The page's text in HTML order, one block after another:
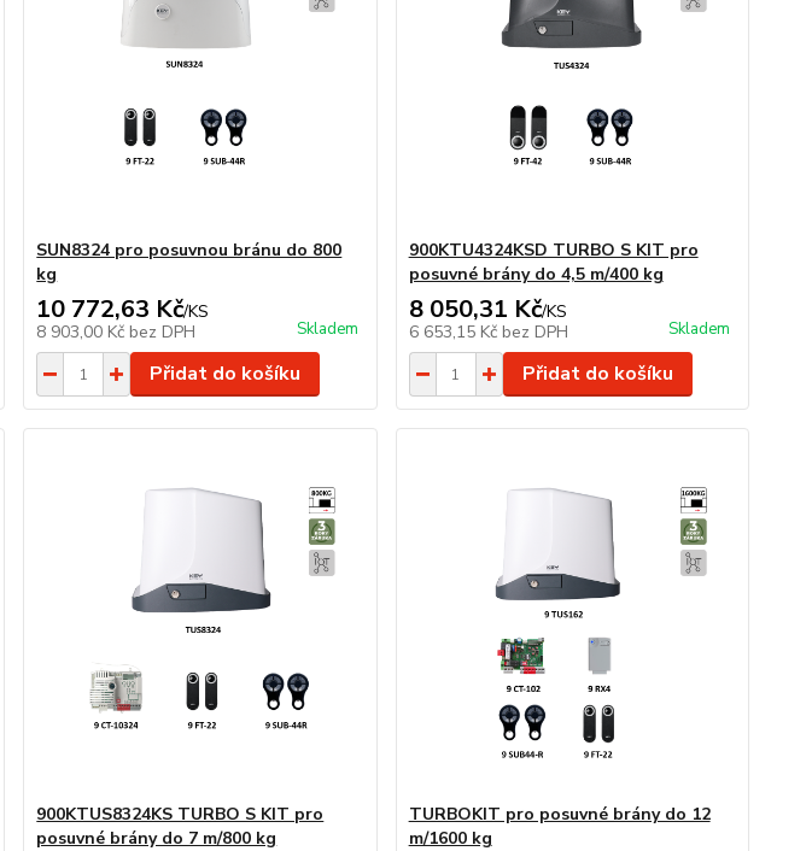
SUN8324 pro posuvnou bránu do 800
kg
10 772,63 Kč/KS
8 903,00 Kč bez DPH Skladem
Přidat do košíku
900KTU4324KSD TURBO S KIT pro
posuvné brány do 4,5 m/400 kg
8 050,31 Kč/KS
6 653,15 Kč bez DPH Skladem
Přidat do košíku
900KTUS8324KS TURBO S KIT pro
posuvné brány do 7 m/800 kg
TURBOKIT pro posuvné brány do 12
m/1600 kg